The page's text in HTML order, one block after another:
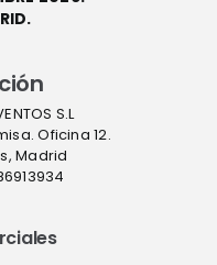
S.L
Oficina 12.
Madrid